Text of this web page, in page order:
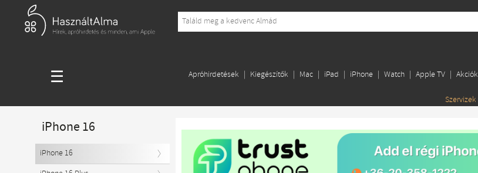
☰ Apróhirdetések Kiegészítők Mac iPad iPhone Watch Apple TV Akciók
Szervizek
iPhone 16
iPhone 16